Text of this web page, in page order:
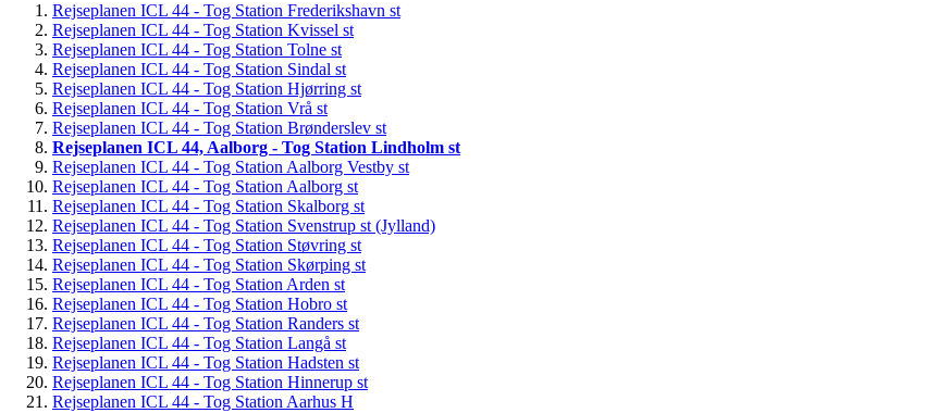
Rejseplanen ICL 44 - Tog Station Frederikshavn st
Rejseplanen ICL 44 - Tog Station Kvissel st
Rejseplanen ICL 44 - Tog Station Tolne st
Rejseplanen ICL 44 - Tog Station Sindal st
Rejseplanen ICL 44 - Tog Station Hjørring st
Rejseplanen ICL 44 - Tog Station Vrå st
Rejseplanen ICL 44 - Tog Station Brønderslev st
Rejseplanen ICL 44, Aalborg - Tog Station Lindholm st
Rejseplanen ICL 44 - Tog Station Aalborg Vestby st
Rejseplanen ICL 44 - Tog Station Aalborg st
Rejseplanen ICL 44 - Tog Station Skalborg st
Rejseplanen ICL 44 - Tog Station Svenstrup st (Jylland)
Rejseplanen ICL 44 - Tog Station Støvring st
Rejseplanen ICL 44 - Tog Station Skørping st
Rejseplanen ICL 44 - Tog Station Arden st
Rejseplanen ICL 44 - Tog Station Hobro st
Rejseplanen ICL 44 - Tog Station Randers st
Rejseplanen ICL 44 - Tog Station Langå st
Rejseplanen ICL 44 - Tog Station Hadsten st
Rejseplanen ICL 44 - Tog Station Hinnerup st
Rejseplanen ICL 44 - Tog Station Aarhus H